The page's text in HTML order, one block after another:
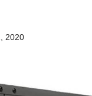
2020